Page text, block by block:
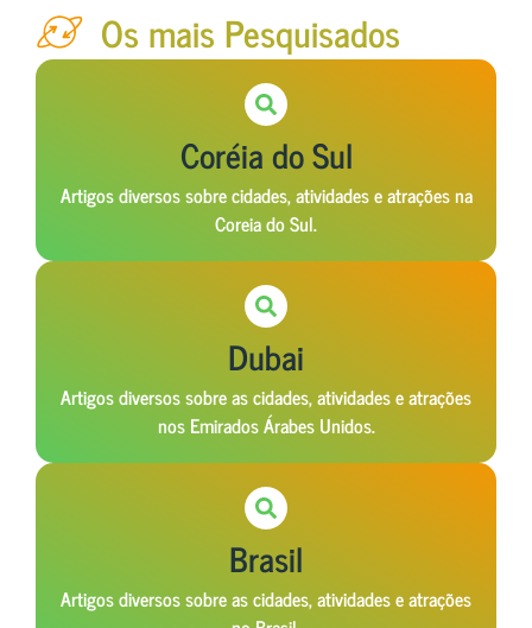
Os mais Pesquisados
Coréia do Sul
Artigos diversos sobre cidades, atividades e atrações na
Coreia do Sul.
Dubai
Artigos diversos sobre as cidades, atividades e atrações
nos Emirados Árabes Unidos.
Brasil
Artigos diversos sobre as cidades, atividades e atrações